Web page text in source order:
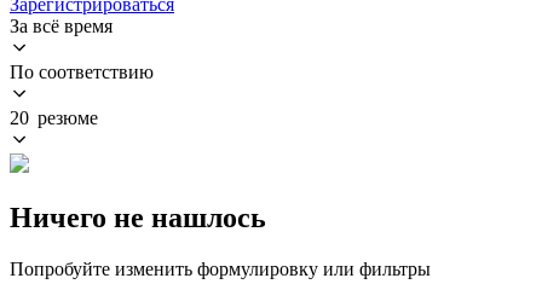
За всё время
По соответствию
20 резюме
Ничего не нашлось
Попробуйте изменить формулировку или фильтры